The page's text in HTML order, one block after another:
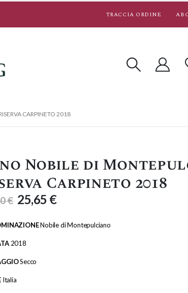
TRACCIA ORDINE
CARPINETO 2018
Nobile di
Carpineto 2018
€ 25,65 €
Nobile di Montepulciano
2018
Secco
Italia